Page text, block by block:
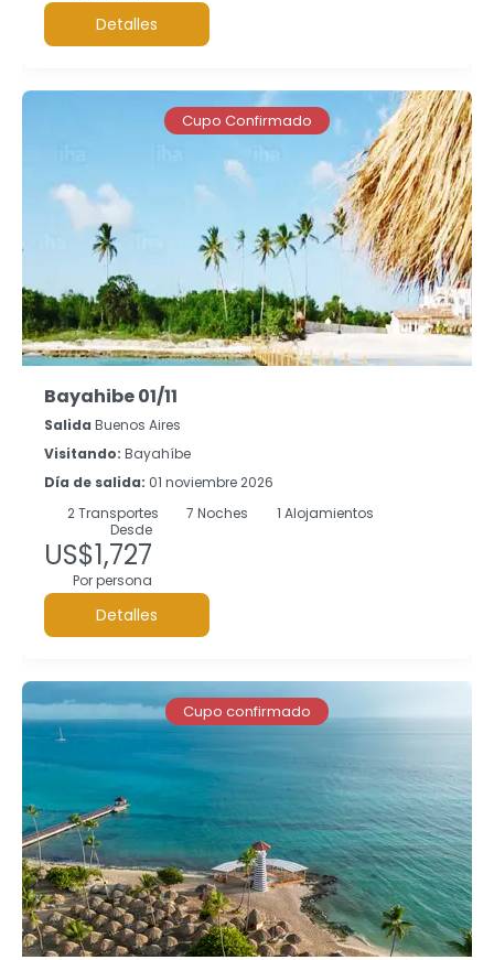
Detalles
Cupo Confirmado
Bayahibe 01/11
Salida Buenos Aires
Visitando: Bayahíbe
Día de salida: 01 noviembre 2026
2Transportes 7 Noches
1 Alojamientos
Desde
US$1,727
Por persona
Detalles
Cupo confirmado